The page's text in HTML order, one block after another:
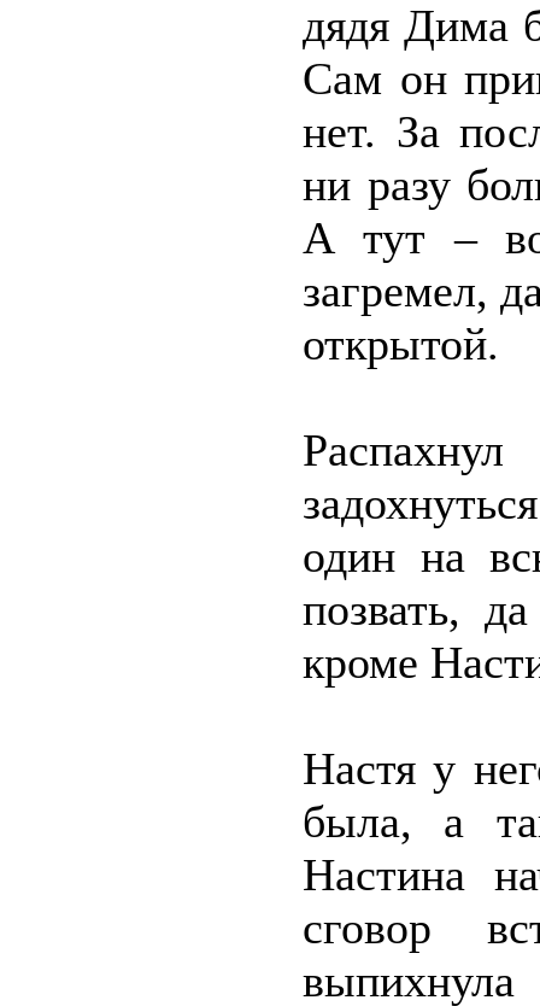
дядя Дима
Сам он
нет. За
ни разу
А тут –
загремел,
открытой.
один на
позвать,
кроме
Настя у
была, а
Настина
сговор